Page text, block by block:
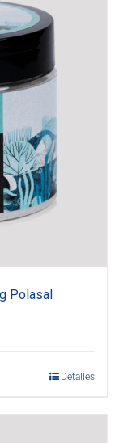
Polasal
Detalles